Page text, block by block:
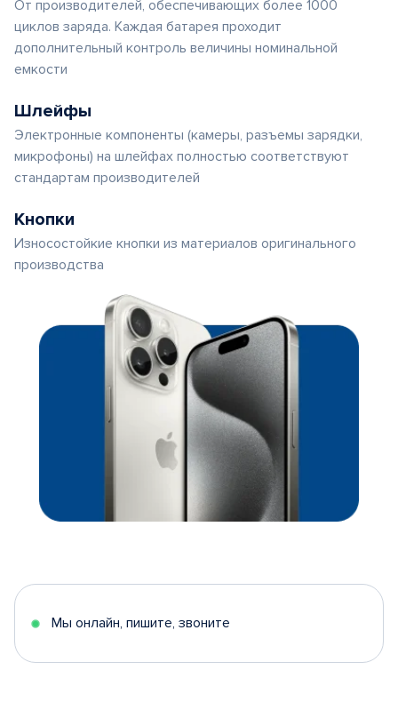
От производителей, обеспечивающих более 1000
циклов заряда. Каждая батарея проходит
дополнительный контроль величины номинальной
емкости
Шлейфы
Электронные компоненты (камеры, разъемы зарядки,
микрофоны) на шлейфах полностью соответствуют
стандартам производителей
Кнопки
Износостойкие кнопки из материалов оригинального
производства
Мы онлайн, пишите, звоните